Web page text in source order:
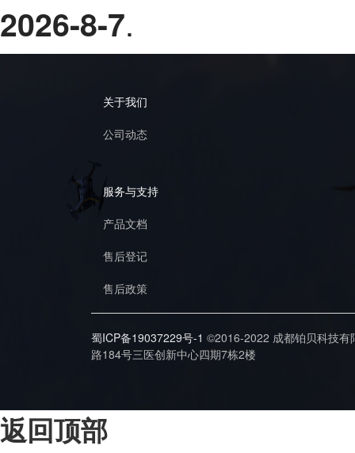
2026-8-7.
关于我们
公司动态
服务与支持
产品文档
售后登记
售后政策
蜀ICP备19037229号-1 ©2016-2022 成都铂贝科技
路184号三医创新中心四期7栋2楼
返回顶部